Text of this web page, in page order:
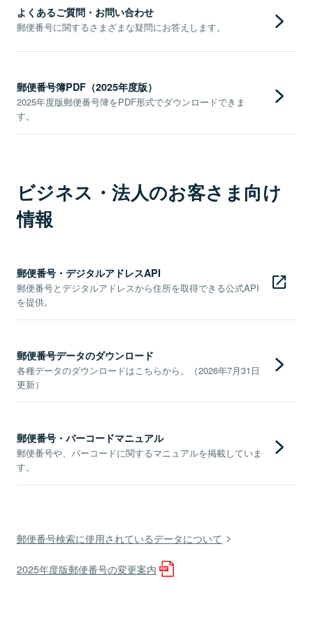
よくあるご質問・お問い合わせ
郵便番号に関するさまざまな疑問にお答えします。
郵便番号簿PDF（2025年度版）
2025年度版郵便番号簿をPDF形式でダウンロードできま
す。
ビジネス・法人のお客さま向け
情報
郵便番号・デジタルアドレスAPI
郵便番号とデジタルアドレスから住所を取得できる公式API
を提供。
郵便番号データのダウンロード
各種データのダウンロードはこちらから。（2026年7月31日
更新）
郵便番号・バーコードマニュアル
郵便番号や、バーコードに関するマニュアルを掲載していま
す。
郵便番号検索に使用されているデータについて
2025年度版郵便番号の変更案内